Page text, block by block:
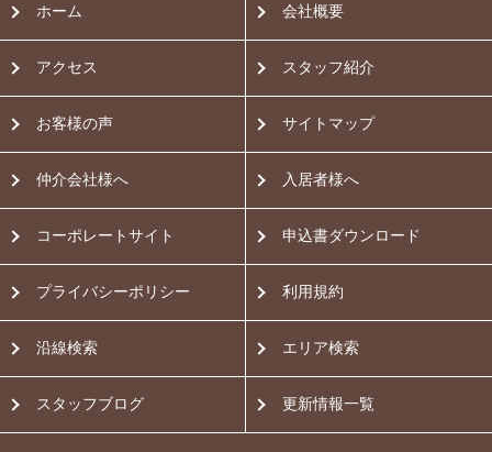
ホーム 会社概要
アクセス スタッフ紹介
お客様の声 サイトマップ
仲介会社様へ 入居者様へ
コーポレートサイト 申込書ダウンロード
プライバシーポリシー 利用規約
沿線検索 エリア検索
スタッフブログ 更新情報一覧